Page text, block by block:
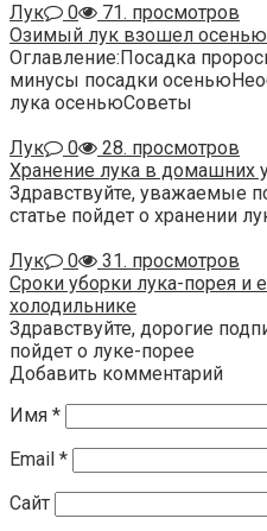
Лук
0
71. просмотров
Озимый лук взошел
Оглавление:Посадка
минусы посадки
лука осеньюСоветы
Лук
0
28. просмотров
Хранение лука в домашних
Здравствуйте, уважаемые
статье пойдет о хранении
Лук
0
31. просмотров
Сроки уборки лука-порея и
холодильнике
Здравствуйте, дорогие
пойдет о луке-порее
Добавить комментарий
Имя *
Email *
Сайт